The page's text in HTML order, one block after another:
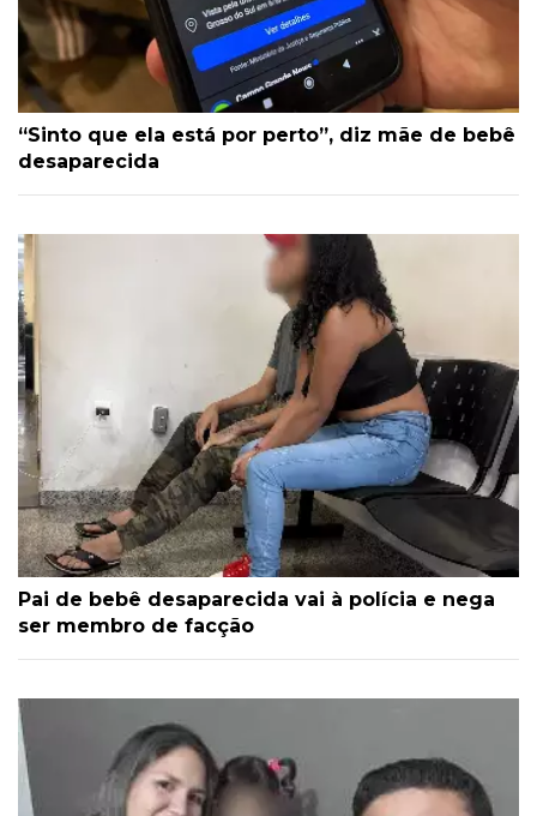
“Sinto que ela está por perto”, diz mãe de bebê
desaparecida
Pai de bebê desaparecida vai à polícia e nega
ser membro de facção